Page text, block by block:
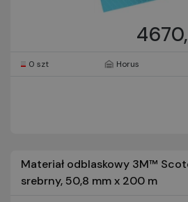
0 szt Horus
Materiał odblaskowy 3M™
srebrny, 50,8 mm x 200 m